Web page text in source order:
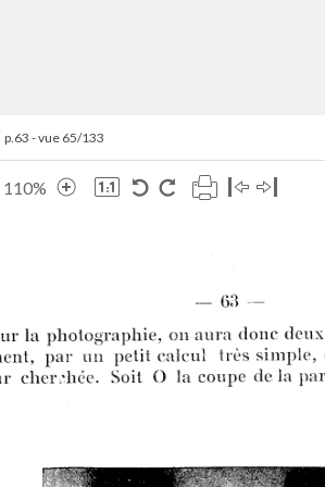
p.63 - vue 65/133
110%